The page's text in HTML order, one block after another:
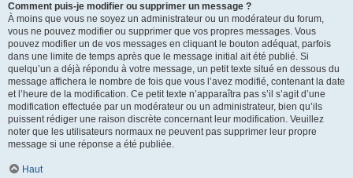
Comment puis-je modifier ou supprimer un message ?
À moins que vous ne soyez un administrateur ou un modérateur du forum,
vous ne pouvez modifier ou supprimer que vos propres messages. Vous
pouvez modifier un de vos messages en cliquant le bouton adéquat, parfois
dans une limite de temps après que le message initial ait été publié. Si
quelqu’un a déjà répondu à votre message, un petit texte situé en dessous du
message affichera le nombre de fois que vous l’avez modifié, contenant la date
et l’heure de la modification. Ce petit texte n’apparaîtra pas s’il s’agit d’une
modification effectuée par un modérateur ou un administrateur, bien qu’ils
puissent rédiger une raison discrète concernant leur modification. Veuillez
noter que les utilisateurs normaux ne peuvent pas supprimer leur propre
message si une réponse a été publiée.
Haut